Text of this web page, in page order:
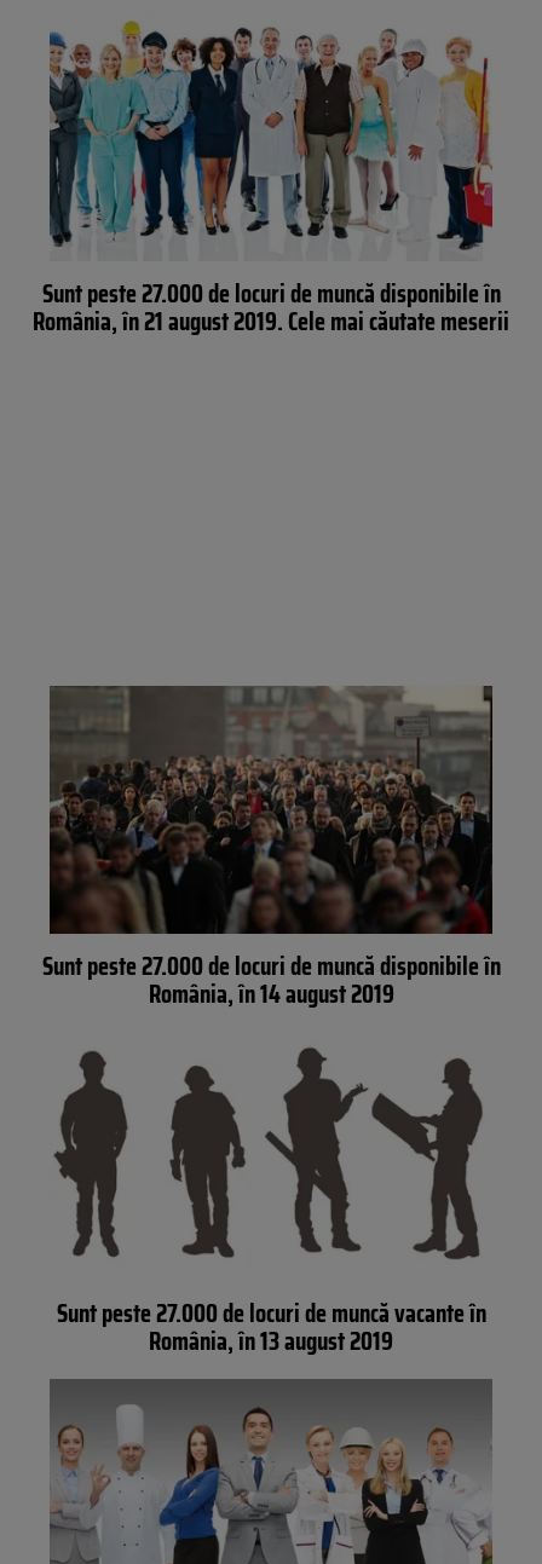
Sunt peste 27.000 de locuri de muncă disponibile în
România, în 21 august 2019. Cele mai căutate meserii
Sunt peste 27.000 de locuri de muncă disponibile în
România, în 14 august 2019
Sunt peste 27.000 de locuri de muncă vacante în
România, în 13 august 2019